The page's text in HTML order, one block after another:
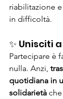
riabilitazione
in difficoltà.
✨ Unisciti
Partecipare è
nulla. Anzi,
quotidiana in
solidarietà